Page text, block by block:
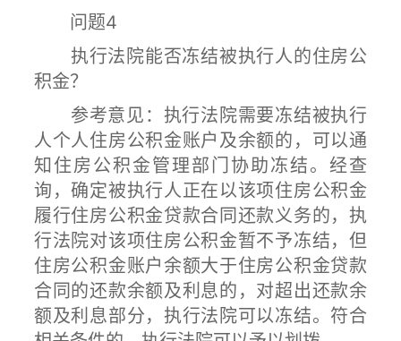
问题4
执行法院能否冻结被执行人的住房公
积金？
参考意见：执行法院需要冻结被执行
人个人住房公积金账户及余额的，可以通
知住房公积金管理部门协助冻结。经查
询，确定被执行人正在以该项住房公积金
履行住房公积金贷款合同还款义务的，执
行法院对该项住房公积金暂不予冻结，但
住房公积金账户余额大于住房公积金贷款
合同的还款余额及利息的，对超出还款余
额及利息部分，执行法院可以冻结。符合